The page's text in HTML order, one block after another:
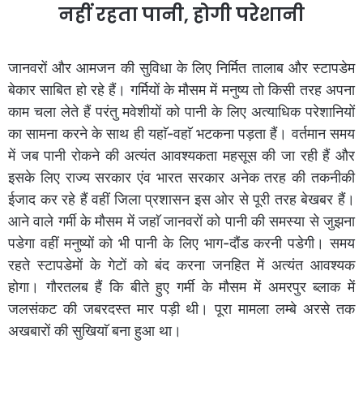
नहीं रहता पानी, होगी परेशानी
जानवरों और आमजन की सुविधा के लिए निर्मित तालाब और स्टापडेम
बेकार साबित हो रहे हैं। गर्मियों के मौसम में मनुष्य तो किसी तरह अपना
काम चला लेते हैं परंतु मवेशीयों को पानी के लिए अत्याधिक परेशानियों
का सामना करने के साथ ही यहाॅ-वहाॅ भटकना पड़ता हैं। वर्तमान समय
में जब पानी रोकने की अत्यंत आवश्यकता महसूस की जा रही हैं और
इसके लिए राज्य सरकार एंव भारत सरकार अनेक तरह की तकनीकी
ईजाद कर रहे हैं वहीं जिला प्रशासन इस ओर से पूरी तरह बेखबर हैं।
आने वाले गर्मी के मौसम में जहाॅ जानवरों को पानी की समस्या से जुझना
पडेगा वहीं मनुष्यों को भी पानी के लिए भाग-दौंड करनी पडेगी। समय
रहते स्टापडेमों के गेटों को बंद करना जनहित में अत्यंत आवश्यक
होगा। गौरतलब हैं कि बीते हुए गर्मी के मौसम में अमरपुर ब्लाक में
जलसंकट की जबरदस्त मार पड़ी थी। पूरा मामला लम्बे अरसे तक
अखबारों की सुखियाॅ बना हुआ था।